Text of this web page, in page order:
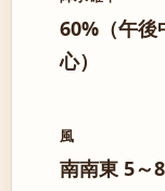
60%（午後
心）
風
南南東 5～